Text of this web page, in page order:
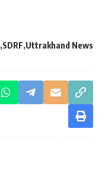
SDRF Uttrakhand News